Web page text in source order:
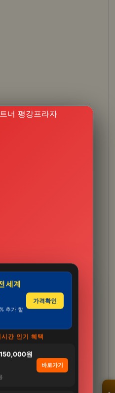
세계
추가 할
가격확인
간 인기 혜택
원
바로가기